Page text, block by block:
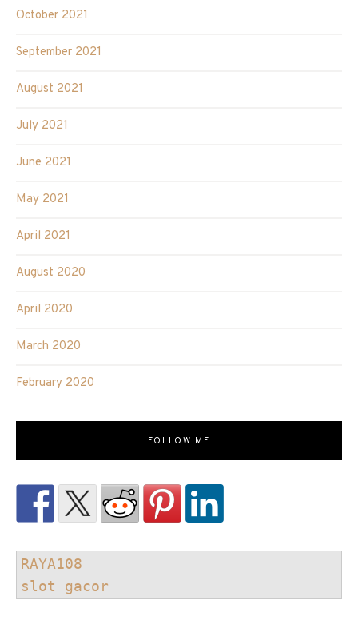
October 2021
September 2021
August 2021
July 2021
June 2021
May 2021
April 2021
August 2020
April 2020
March 2020
February 2020
FOLLOW ME
RAYA108
slot gacor